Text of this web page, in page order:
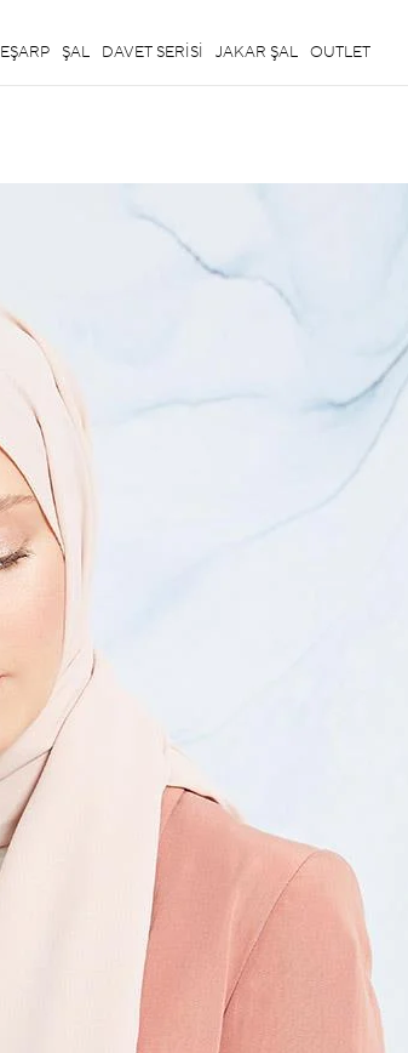
EŞARP ŞAL DAVET SERİSİ JAKAR ŞAL OUTLET